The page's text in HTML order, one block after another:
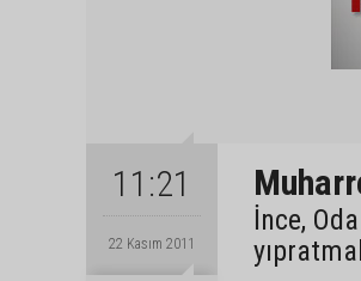
11:21
22 Kasım 2011
İnce,